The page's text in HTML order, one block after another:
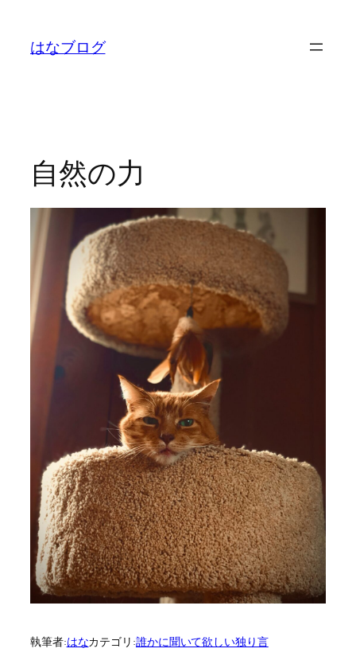
はなブログ
自然の力
執筆者:はなカテゴリ:誰かに聞いて欲しい独り言